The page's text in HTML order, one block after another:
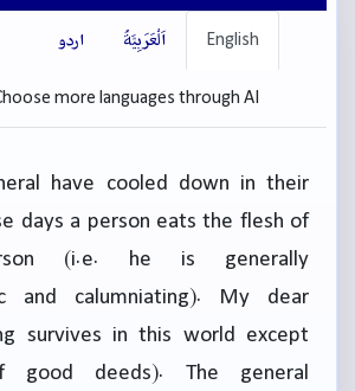
English اَلْعَرَبِيَّةُ اردو
more languages through AI
have cooled down in their
days a person eats the flesh of
(i.e. he is generally
and calumniating). My dear
survives in this world except
good deeds). The general